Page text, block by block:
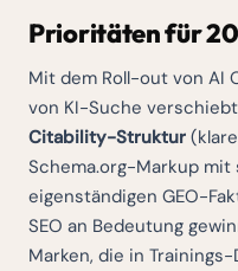
Prioritäten für
Mit dem Roll-out von AI
von KI-Suche
Citability-Struktur
Schema.org-Markup mit
eigenständigen GEO-
SEO an Bedeutung
Marken, die in